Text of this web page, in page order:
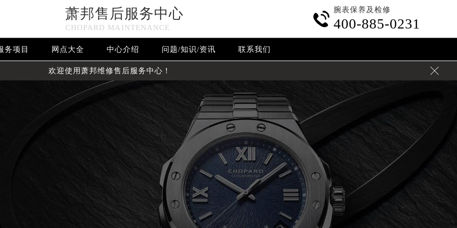
萧邦售后服务中心
CHOPARD MAINTENANCE

腕表保养及检修
400-885-0231
务项目 网点大全 中心介绍 问题/知识/资讯 联系我们
欢迎使用萧邦维修售后服务中心！ 